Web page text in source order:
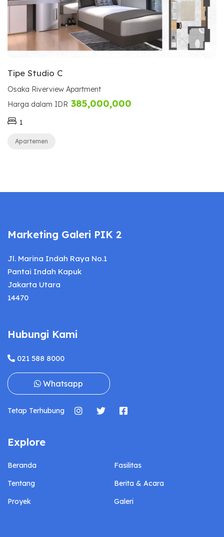
Tipe Studio C
Osaka Riverview Apartment
Harga dalam IDR 385,000,000
1
Apartemen
Marketing Galeri PIK 2
Jl. Marina Indah Raya No.1
Pantai Indah Kapuk
Jakarta Utara
14470
Hubungi Kami
021 588 8000
Whatsapp
Tetap Terhubung
Explore
Beranda
Tentang
Proyek
Fasilitas
Berita & Acara
Galeri